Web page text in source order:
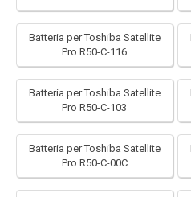
Batteria per Toshiba Satellite
Pro R50-C-116
Batteria per Toshiba Satellite
Pro R50-C-103
Batteria per Toshiba Satellite
Pro R50-C-00C